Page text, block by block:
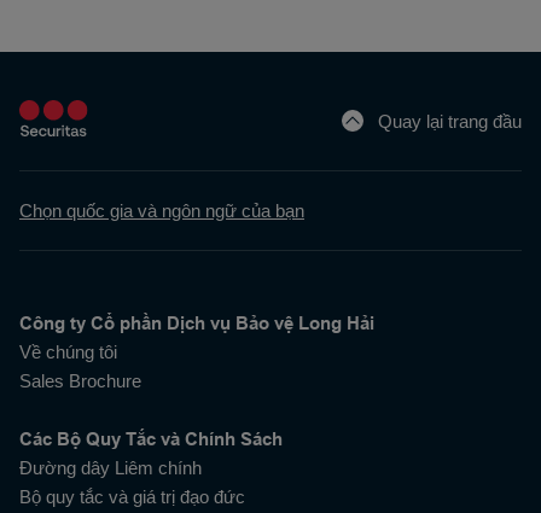
Quay lại trang đầu
Chọn quốc gia và ngôn ngữ của bạn
Công ty Cổ phần Dịch vụ Bảo vệ Long Hải
Về chúng tôi
Sales Brochure
Các Bộ Quy Tắc và Chính Sách
Đường dây Liêm chính
Bộ quy tắc và giá trị đạo đức